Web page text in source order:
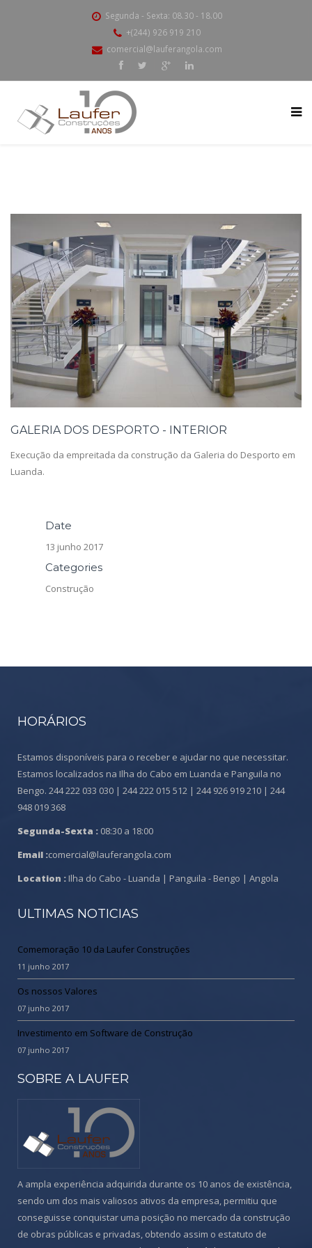
Segunda - Sexta: 08.30 - 18.00
+(244) 926 919 210
comercial@lauferangola.com
GALERIA DOS DESPORTO - INTERIOR
Execução da empreitada da construção da Galeria do Desporto em
Luanda.
Date
13 junho 2017
Categories
Construção
HORÁRIOS
Estamos disponíveis para o receber e ajudar no que necessitar.
Estamos localizados na Ilha do Cabo em Luanda e Panguila no
Bengo. 244 222 033 030 | 244 222 015 512 | 244 926 919 210 | 244
948 019 368
Segunda-Sexta : 08:30 a 18:00
Email :comercial@lauferangola.com
Location : Ilha do Cabo - Luanda | Panguila - Bengo | Angola
ULTIMAS NOTICIAS
Comemoração 10 da Laufer Construções
11 junho 2017
Os nossos Valores
07 junho 2017
Investimento em Software de Construção
07 junho 2017
SOBRE A LAUFER
A ampla experiência adquirida durante os 10 anos de existência,
sendo um dos mais valiosos ativos da empresa, permitiu que
conseguisse conquistar uma posição no mercado da construção
de obras públicas e privadas, obtendo assim o estatuto de